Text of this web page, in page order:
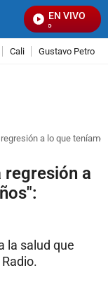
EN VIVO
Cali Gustavo Petro
a lo que
regresión a
la salud que